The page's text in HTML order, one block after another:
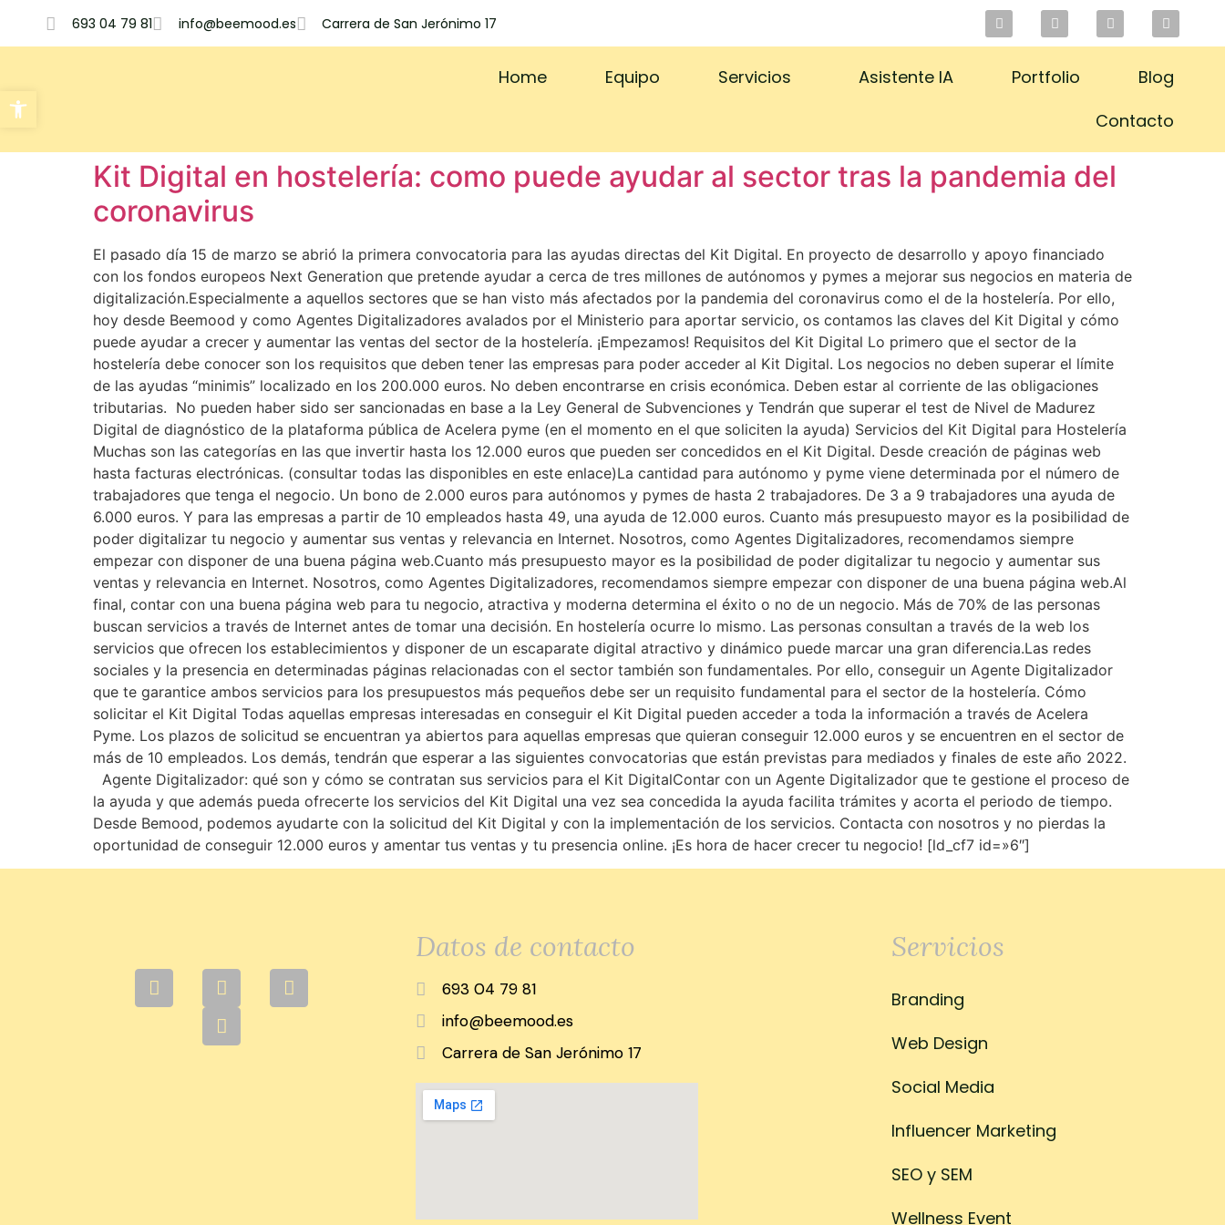
693 04 79 81 info@beemood.es Carrera de San Jerónimo 17
Home Equipo Servicios Asistente IA Portfolio
Blog
Contacto
Kit Digital en hostelería: como puede ayudar al sector tras la pandemia del
coronavirus
El pasado día 15 de marzo se abrió la primera convocatoria para las ayudas directas del Kit Digital. En proyecto de desarrollo y apoyo financiado
con los fondos europeos Next Generation que pretende ayudar a cerca de tres millones de autónomos y pymes a mejorar sus negocios en materia de
digitalización.Especialmente a aquellos sectores que se han visto más afectados por la pandemia del coronavirus como el de la hostelería. Por ello,
hoy desde Beemood y como Agentes Digitalizadores avalados por el Ministerio para aportar servicio, os contamos las claves del Kit Digital y cómo
puede ayudar a crecer y aumentar las ventas del sector de la hostelería. ¡Empezamos! Requisitos del Kit Digital Lo primero que el sector de la
hostelería debe conocer son los requisitos que deben tener las empresas para poder acceder al Kit Digital. Los negocios no deben superar el límite
de las ayudas “minimis” localizado en los 200.000 euros. No deben encontrarse en crisis económica. Deben estar al corriente de las obligaciones
tributarias. No pueden haber sido ser sancionadas en base a la Ley General de Subvenciones y Tendrán que superar el test de Nivel de Madurez
Digital de diagnóstico de la plataforma pública de Acelera pyme (en el momento en el que soliciten la ayuda) Servicios del Kit Digital para Hostelería
Muchas son las categorías en las que invertir hasta los 12.000 euros que pueden ser concedidos en el Kit Digital. Desde creación de páginas web
hasta facturas electrónicas. (consultar todas las disponibles en este enlace)La cantidad para autónomo y pyme viene determinada por el número de
trabajadores que tenga el negocio. Un bono de 2.000 euros para autónomos y pymes de hasta 2 trabajadores. De 3 a 9 trabajadores una ayuda de
6.000 euros. Y para las empresas a partir de 10 empleados hasta 49, una ayuda de 12.000 euros. Cuanto más presupuesto mayor es la posibilidad de
poder digitalizar tu negocio y aumentar sus ventas y relevancia en Internet. Nosotros, como Agentes Digitalizadores, recomendamos siempre
empezar con disponer de una buena página web.Cuanto más presupuesto mayor es la posibilidad de poder digitalizar tu negocio y aumentar sus
ventas y relevancia en Internet. Nosotros, como Agentes Digitalizadores, recomendamos siempre empezar con disponer de una buena página web.Al
final, contar con una buena página web para tu negocio, atractiva y moderna determina el éxito o no de un negocio. Más de 70% de las personas
buscan servicios a través de Internet antes de tomar una decisión. En hostelería ocurre lo mismo. Las personas consultan a través de la web los
servicios que ofrecen los establecimientos y disponer de un escaparate digital atractivo y dinámico puede marcar una gran diferencia.Las redes
sociales y la presencia en determinadas páginas relacionadas con el sector también son fundamentales. Por ello, conseguir un Agente Digitalizador
que te garantice ambos servicios para los presupuestos más pequeños debe ser un requisito fundamental para el sector de la hostelería. Cómo
solicitar el Kit Digital Todas aquellas empresas interesadas en conseguir el Kit Digital pueden acceder a toda la información a través de Acelera
Pyme. Los plazos de solicitud se encuentran ya abiertos para aquellas empresas que quieran conseguir 12.000 euros y se encuentren en el sector de
más de 10 empleados. Los demás, tendrán que esperar a las siguientes convocatorias que están previstas para mediados y finales de este año 2022.
Agente Digitalizador: qué son y cómo se contratan sus servicios para el Kit DigitalContar con un Agente Digitalizador que te gestione el proceso de
la ayuda y que además pueda ofrecerte los servicios del Kit Digital una vez sea concedida la ayuda facilita trámites y acorta el periodo de tiempo.
Desde Bemood, podemos ayudarte con la solicitud del Kit Digital y con la implementación de los servicios. Contacta con nosotros y no pierdas la
oportunidad de conseguir 12.000 euros y amentar tus ventas y tu presencia online. ¡Es hora de hacer crecer tu negocio! [ld_cf7 id=»6″]
Datos de contacto
693 04 79 81
info@beemood.es
Carrera de San Jerónimo 17
Servicios
Branding
Web Design
Social Media
Influencer Marketing
SEO y SEM
Wellness Event
Abrir barra de herramientas